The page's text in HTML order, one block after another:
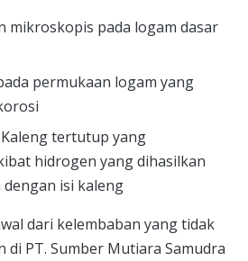
mikroskopis pada logam dasar
permukaan logam yang
Kaleng tertutup yang
hidrogen yang dihasilkan
isi kaleng
dari kelembaban yang tidak
PT. Sumber Mutiara Samudra